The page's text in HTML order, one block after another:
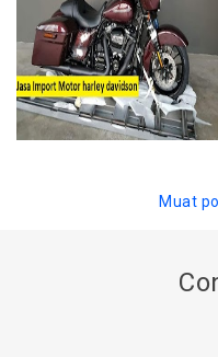
Muat